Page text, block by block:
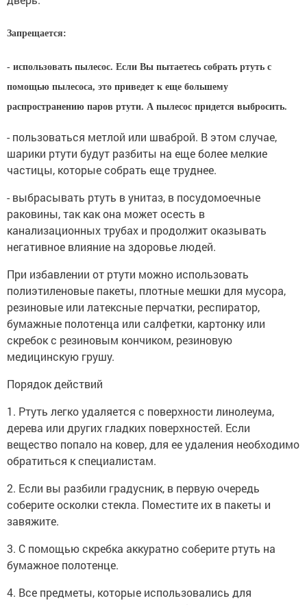
Запрещается:
- использовать пылесос. Если Вы пытаетесь собрать ртуть с
помощью пылесоса, это приведет к еще большему
распространению паров ртути. А пылесос придется выбросить.
- пользоваться метлой или шваброй. В этом случае,
шарики ртути будут разбиты на еще более мелкие
частицы, которые собрать еще труднее.
- выбрасывать ртуть в унитаз, в посудомоечные
раковины, так как она может осесть в
канализационных трубах и продолжит оказывать
негативное влияние на здоровье людей.
При избавлении от ртути можно использовать
полиэтиленовые пакеты, плотные мешки для мусора,
резиновые или латексные перчатки, респиратор,
бумажные полотенца или салфетки, картонку или
скребок с резиновым кончиком, резиновую
медицинскую грушу.
Порядок действий
1. Ртуть легко удаляется с поверхности линолеума,
дерева или других гладких поверхностей. Если
вещество попало на ковер, для ее удаления необходимо
обратиться к специалистам.
2. Если вы разбили градусник, в первую очередь
соберите осколки стекла. Поместите их в пакеты и
завяжите.
3. С помощью скребка аккуратно соберите ртуть на
бумажное полотенце.
4. Все предметы, которые использовались для